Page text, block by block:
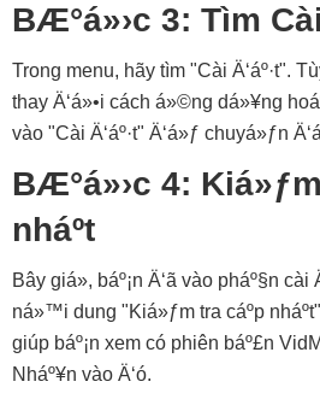
BÆ°á»›c 3: Tìm Cài
Trong menu, hãy tìm "Cài Ä‘áº·t".
thay Ä‘á»•i cách á»©ng dá»¥ng
vào "Cài Ä‘áº·t" Ä‘á»ƒ chuyá»ƒn
BÆ°á»›c 4:
nháº­t
Bây giá», báº¡n Ä‘ã vào pháº§n cài
ná»™i dung "Kiá»ƒm tra cáº­p
giúp báº¡n xem có phiên báº£n
Nháº¥n vào Ä‘ó.